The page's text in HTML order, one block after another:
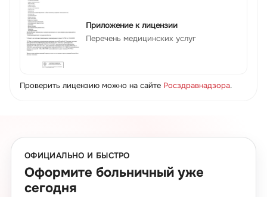
Приложение к лицензии
Перечень медицинских услуг
Проверить лицензию можно на сайте Росздравнадзора.
ОФИЦИАЛЬНО И БЫСТРО
Оформите больничный уже
сегодня